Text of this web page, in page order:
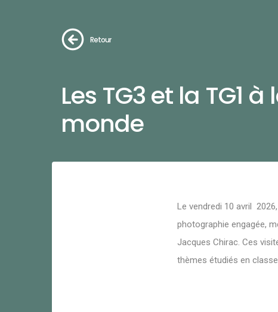
Retour
Les TG3 et la TG1
monde
Le vendredi 10 avril
photographie engagée,
Jacques Chirac. Ces
thèmes étudiés en classe.